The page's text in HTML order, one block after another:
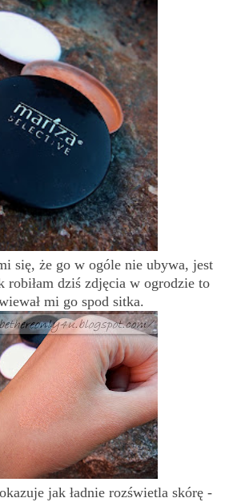
się, że go w ogóle nie ubywa, jest
dziś zdjęcia w ogrodzie to
mi go spod sitka.
jak ładnie rozświetla skórę -